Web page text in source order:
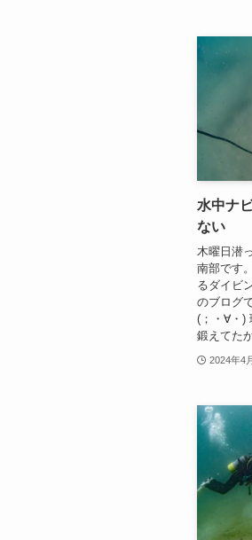
水中ナ
ない
木曜日潜
南部です
るダイビ
のブログ
(；・∀・)
鍛えてた
2024年4